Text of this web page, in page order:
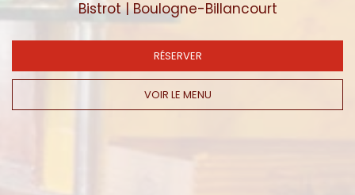
Bistrot | Boulogne-Billancourt
RÉSERVER
VOIR LE MENU